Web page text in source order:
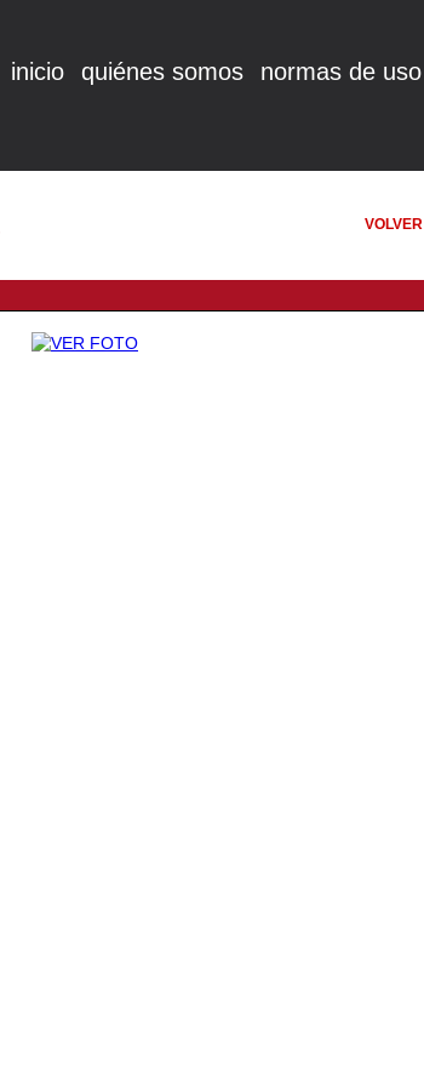
inicio quiénes somos normas de uso
VOLVER